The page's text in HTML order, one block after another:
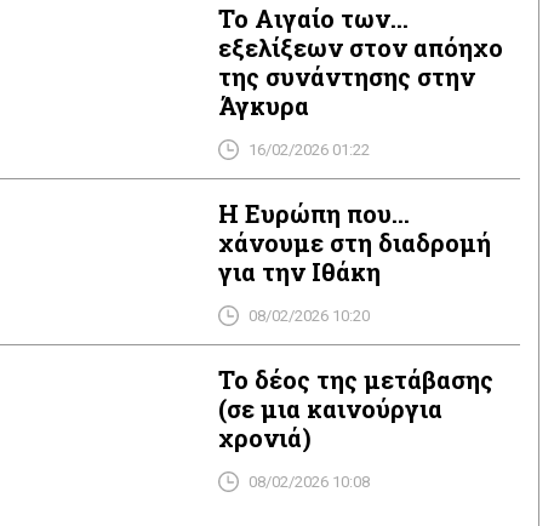
Το Αιγαίο των…
εξελίξεων στον απόηχο
της συνάντησης στην
Άγκυρα
16/02/2026 01:22
Η Ευρώπη που…
χάνουμε στη διαδρομή
για την Ιθάκη
08/02/2026 10:20
Το δέος της μετάβασης
(σε μια καινούργια
χρονιά)
08/02/2026 10:08